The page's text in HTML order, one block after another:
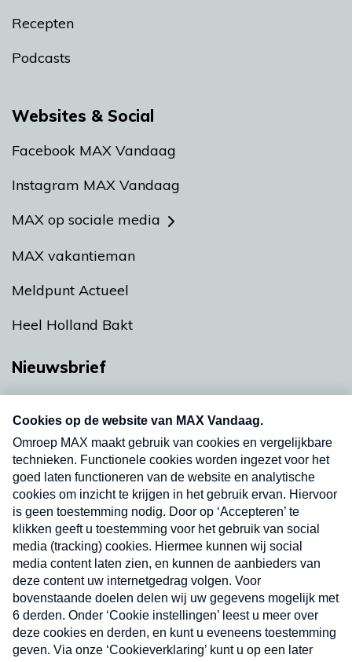
Recepten
Podcasts
Websites & Social
Facebook MAX Vandaag
Instagram MAX Vandaag
MAX op sociale media
MAX vakantieman
Meldpunt Actueel
Heel Holland Bakt
Nieuwsbrief
Neem hier een gratis abonnement op onze
nieuwsbrief. Elke vrijdag- en dinsdagochtend in
uw mailbox.
Verzend
Nieuwsbrief